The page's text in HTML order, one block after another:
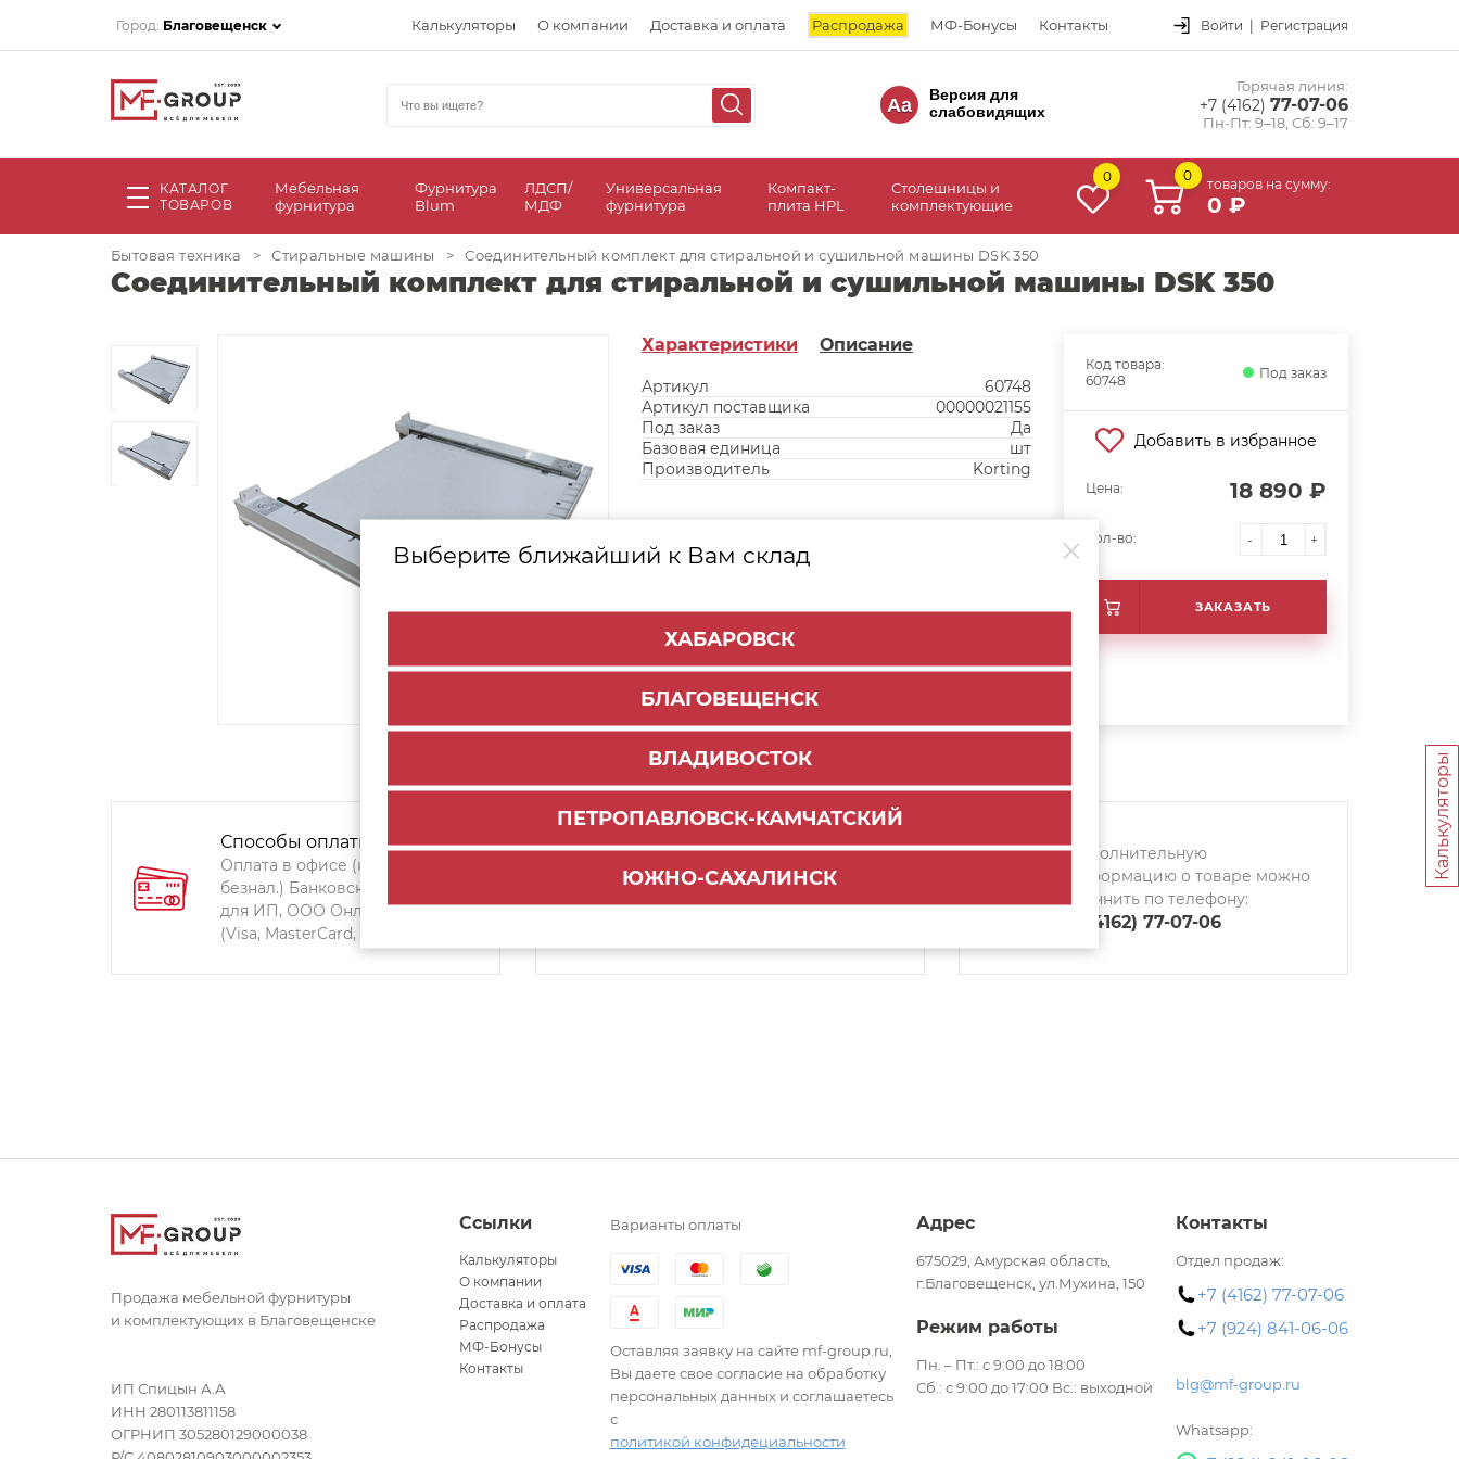
Город: Благовещенск Калькуляторы О компании Доставка и оплата Распродажа МФ-Бонусы Контакты Войти | Регистрация
Aa
Версия для
слабовидящих
Горячая линия:
+7 (4162) 77-07-06
Пн-Пт: 9–18, Сб: 9–17
КАТАЛОГ
ТОВАРОВ
Мебельная
фурнитура
Фурнитура
Blum
ЛДСП/
МДФ
Универсальная
фурнитура
Компакт-
плита HPL
Столешницы и
комплектующие
0 0
товаров на сумму:
0 ₽
Выберите ближайший к Вам склад
ХАБАРОВСК
БЛАГОВЕЩЕНСК
ВЛАДИВОСТОК
ПЕТРОПАВЛОВСК-КАМЧАТСКИЙ
ЮЖНО-САХАЛИНСК
Бытовая техника > Стиральные машины > Cоединительный комплект для стиральной и сушильной машины DSK 350
Cоединительный комплект для стиральной и сушильной машины DSK 350
Характеристики Описание
Артикул
60748
Артикул поставщика
00000021155
Под заказ
Да
Базовая единица
шт
Производитель
Korting
Код товара:
60748
Под заказ
Добавить в избранное
Цена: 18 890 ₽
Кол-во: - +
ЗАКАЗАТЬ
Способы оплаты:
Оплата в офисе (наличными,
безнал.) Банковский перевод
для ИП, ООО Онлайн-оплата
(Visa, MasterCard, Мир)
По городу:1000 руб.
Самовывоз:ул. Мухина 150
Дополнительную
информацию о товаре можно
уточнить по телефону:
8 (4162) 77-07-06
Калькуляторы
Продажа мебельной фурнитуры
и комплектующих в Благовещенске
ИП Спицын А.А
ИНН 280113811158
ОГРНИП 305280129000038
Ссылки
Калькуляторы
О компании
Доставка и оплата
Распродажа
МФ-Бонусы
Контакты
Варианты оплаты
Оставляя заявку на сайте mf-group.ru,
Вы даете свое согласие на обработку
персональных данных и соглашаетесь
с
политикой конфидециальности
Адрес
675029, Амурская область,
г.Благовещенск, ул.Мухина, 150
Режим работы
Пн. – Пт.: с 9:00 до 18:00
Сб.: с 9:00 до 17:00 Вс.: выходной
Контакты
Отдел продаж:
+7 (4162) 77-07-06
+7 (924) 841-06-06
blg@mf-group.ru
Whatsapp: